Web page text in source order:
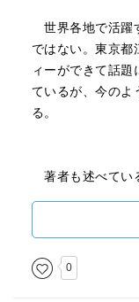
世界各地で活躍
ではない。東京都
ィーができて話
ているが、今のよ
る。
著者も述べてい
でいる。まるで
には日本的なもの
な気がしてならない
0